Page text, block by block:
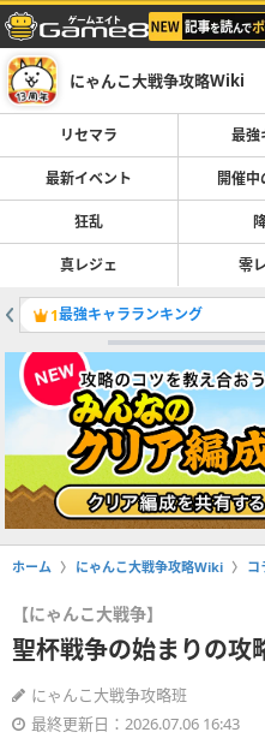
にゃんこ大戦争攻略Wiki
リセマラ 最強
最新イベント 開催中
狂乱
真レジェ 零
1最強キャラランキング
ホーム にゃんこ大戦争攻略Wiki コ
【にゃんこ大戦争】
聖杯戦争の始まりの攻
にゃんこ大戦争攻略班
最終更新日：2026.07.06 16:43